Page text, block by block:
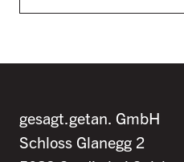
gesagt.getan. GmbH
Schloss Glanegg 2